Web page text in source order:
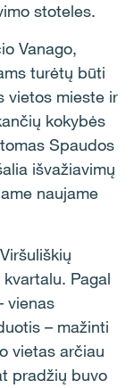
stoteles.
Vanago,
turėtų būti
vietos mieste ir
kokybės
Spaudos
išvažiavimų
naujame
Pagal
vienas
– mažinti
vietas arčiau
pradžių buvo